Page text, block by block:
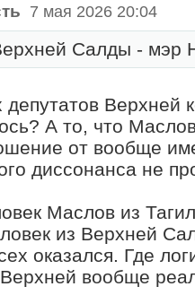
7 мая 2026 20:04
Салды - мэр
Верхней
А то, что
от вообще
диссонанса не
Маслов из
из Верхней
оказался. Где
вообще